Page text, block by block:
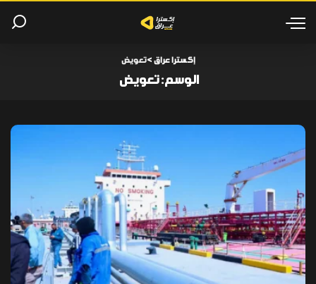
إكسترا عراق >تعويض
الوسم:تعويض